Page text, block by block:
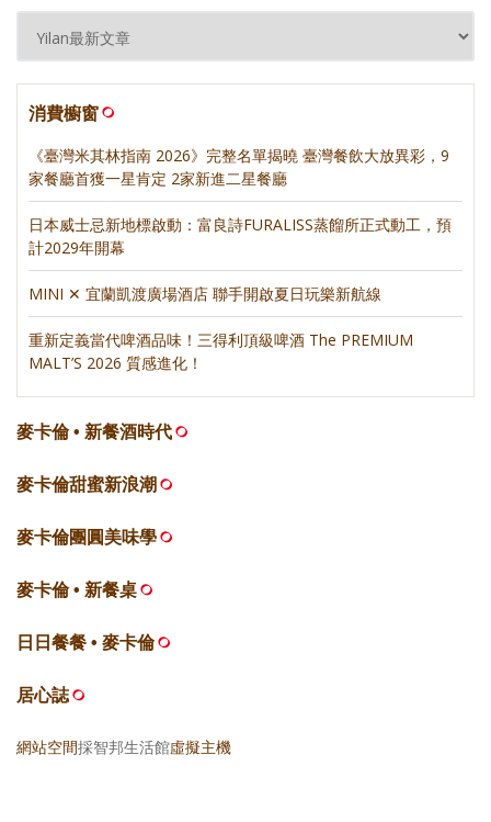
消費櫥窗
《臺灣米其林指南 2026》完整名單揭曉 臺灣餐飲大放異彩，9
家餐廳首獲一星肯定 2家新進二星餐廳
日本威士忌新地標啟動：富良詩FURALISS蒸餾所正式動工，預
計2029年開幕
MINI ✕ 宜蘭凱渡廣場酒店 聯手開啟夏日玩樂新航線
重新定義當代啤酒品味！三得利頂級啤酒 The PREMIUM
MALT’S 2026 質感進化！
麥卡倫 • 新餐酒時代
麥卡倫甜蜜新浪潮
麥卡倫團圓美味學
麥卡倫 • 新餐桌
日日餐餐 • 麥卡倫
居心誌
網站空間採智邦生活館虛擬主機